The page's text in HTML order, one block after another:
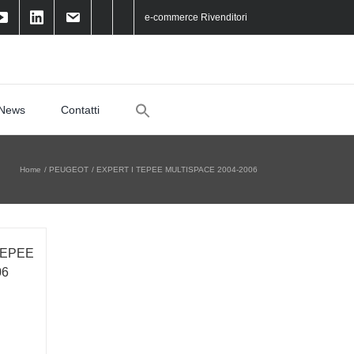
e-commerce Rivenditori
Contatti
Home PEUGEOT EXPERT I TEPEE MULTISPACE 2004-2006